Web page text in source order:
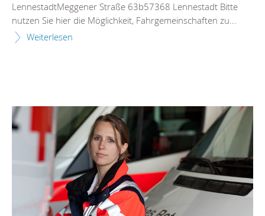
LennestadtMeggener Straße 63b57368 Lennestadt Bitte
nutzen Sie hier die Möglichkeit, Fahrgemeinschaften zu...
Weiterlesen